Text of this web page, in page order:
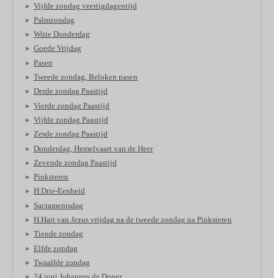
Vijfde zondag veertigdagentijd
Palmzondag
Witte Donderdag
Goede Vrijdag
Pasen
Tweede zondag, Beloken pasen
Derde zondag Paastijd
Vierde zondag Paastijd
Vijfde zondag Paastijd
Zesde zondag Paastijd
Donderdag, Hemelvaart van de Heer
Zevende zondag Paastijd
Pinksteren
H.Drie-Eenheid
Sacramentsdag
H.Hart van Jezus vrijdag na de tweede zondag na Pinksteren
Tiende zondag
Elfde zondag
Twaalfde zondag